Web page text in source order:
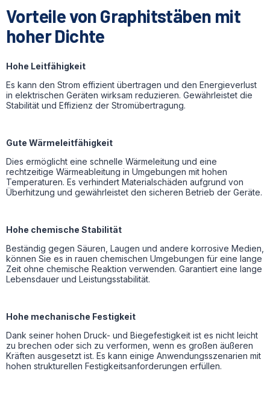
Vorteile von Graphitstäben mit
hoher Dichte
Hohe Leitfähigkeit
Es kann den Strom effizient übertragen und den Energieverlust
in elektrischen Geräten wirksam reduzieren. Gewährleistet die
Stabilität und Effizienz der Stromübertragung.
Gute Wärmeleitfähigkeit
Dies ermöglicht eine schnelle Wärmeleitung und eine
rechtzeitige Wärmeableitung in Umgebungen mit hohen
Temperaturen. Es verhindert Materialschäden aufgrund von
Überhitzung und gewährleistet den sicheren Betrieb der Geräte.
Hohe chemische Stabilität
Beständig gegen Säuren, Laugen und andere korrosive Medien,
können Sie es in rauen chemischen Umgebungen für eine lange
Zeit ohne chemische Reaktion verwenden. Garantiert eine lange
Lebensdauer und Leistungsstabilität.
Hohe mechanische Festigkeit
Dank seiner hohen Druck- und Biegefestigkeit ist es nicht leicht
zu brechen oder sich zu verformen, wenn es großen äußeren
Kräften ausgesetzt ist. Es kann einige Anwendungsszenarien mit
hohen strukturellen Festigkeitsanforderungen erfüllen.